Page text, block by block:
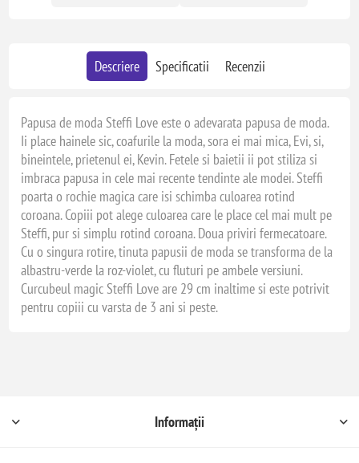
Descriere Specificatii Recenzii
Papusa de moda Steffi Love este o adevarata papusa de moda.
Ii place hainele sic, coafurile la moda, sora ei mai mica, Evi, si,
bineintele, prietenul ei, Kevin. Fetele si baietii ii pot stiliza si
imbraca papusa in cele mai recente tendinte ale modei. Steffi
poarta o rochie magica care isi schimba culoarea rotind
coroana. Copiii pot alege culoarea care le place cel mai mult pe
Steffi, pur si simplu rotind coroana. Doua priviri fermecatoare.
Cu o singura rotire, tinuta papusii de moda se transforma de la
albastru-verde la roz-violet, cu fluturi pe ambele versiuni.
Curcubeul magic Steffi Love are 29 cm inaltime si este potrivit
pentru copiii cu varsta de 3 ani si peste.
Informații